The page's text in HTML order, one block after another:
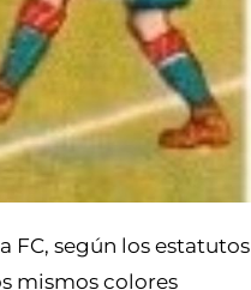
FC, según los estatutos
mismos colores